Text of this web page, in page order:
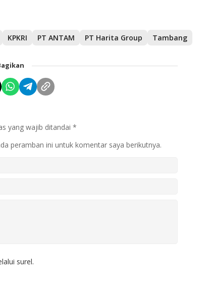
KPKRI PT ANTAM PT Harita Group Tambang
yang wajib ditandai *
peramban ini untuk komentar saya berikutnya.
surel.